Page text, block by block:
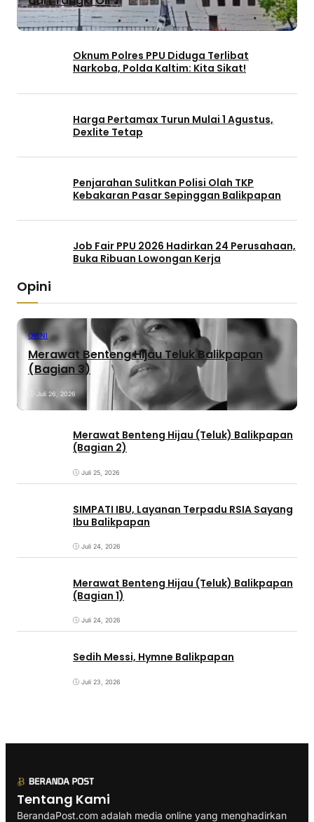
Oknum Polres PPU Diduga Terlibat
Narkoba, Polda Kaltim: Kita Sikat!
Harga Pertamax Turun Mulai 1 Agustus,
Dexlite Tetap
Penjarahan Sulitkan Polisi Olah TKP
Kebakaran Pasar Sepinggan Balikpapan
Job Fair PPU 2026 Hadirkan 24 Perusahaan,
Buka Ribuan Lowongan Kerja
Opini
OPINI
Merawat Benteng Hijau Teluk Balikpapan
(Bagian 3)
Juli 26, 2026
Merawat Benteng Hijau (Teluk) Balikpapan
(Bagian 2)
Juli 25, 2026
SIMPATI IBU, Layanan Terpadu RSIA Sayang
Ibu Balikpapan
Juli 24, 2026
Merawat Benteng Hijau (Teluk) Balikpapan
(Bagian 1)
Juli 24, 2026
Sedih Messi, Hymne Balikpapan
Juli 23, 2026
Tentang Kami
BerandaPost.com adalah media online yang menghadirkan